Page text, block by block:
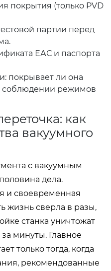
покрытия (только PVD
партии перед
ЕАС и паспорта
покрывает ли она
соблюдении режимов
как
вакуумного
с вакуумным
дела.
и своевременная
жизнь сверла в разы,
станка уничтожат
минуты. Главное
только тогда, когда
рекомендованные